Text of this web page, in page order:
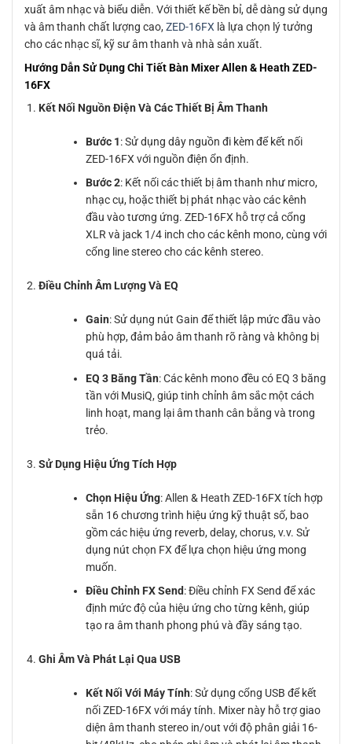
xuất âm nhạc và biểu diễn. Với thiết kế bền bỉ, dễ dàng sử dụng
và âm thanh chất lượng cao, ZED-16FX là lựa chọn lý tưởng
cho các nhạc sĩ, kỹ sư âm thanh và nhà sản xuất.
Hướng Dẫn Sử Dụng Chi Tiết Bàn Mixer Allen & Heath ZED-
16FX
Kết Nối Nguồn Điện Và Các Thiết Bị Âm Thanh
Bước 1: Sử dụng dây nguồn đi kèm để kết nối
ZED-16FX với nguồn điện ổn định.
Bước 2: Kết nối các thiết bị âm thanh như micro,
nhạc cụ, hoặc thiết bị phát nhạc vào các kênh
đầu vào tương ứng. ZED-16FX hỗ trợ cả cổng
XLR và jack 1/4 inch cho các kênh mono, cùng với
cổng line stereo cho các kênh stereo.
Điều Chỉnh Âm Lượng Và EQ
Gain: Sử dụng nút Gain để thiết lập mức đầu vào
phù hợp, đảm bảo âm thanh rõ ràng và không bị
quá tải.
EQ 3 Băng Tần: Các kênh mono đều có EQ 3 băng
tần với MusiQ, giúp tinh chỉnh âm sắc một cách
linh hoạt, mang lại âm thanh cân bằng và trong
trẻo.
Sử Dụng Hiệu Ứng Tích Hợp
Chọn Hiệu Ứng: Allen & Heath ZED-16FX tích hợp
sẵn 16 chương trình hiệu ứng kỹ thuật số, bao
gồm các hiệu ứng reverb, delay, chorus, v.v. Sử
dụng nút chọn FX để lựa chọn hiệu ứng mong
muốn.
Điều Chỉnh FX Send: Điều chỉnh FX Send để xác
định mức độ của hiệu ứng cho từng kênh, giúp
tạo ra âm thanh phong phú và đầy sáng tạo.
Ghi Âm Và Phát Lại Qua USB
Kết Nối Với Máy Tính: Sử dụng cổng USB để kết
nối ZED-16FX với máy tính. Mixer này hỗ trợ giao
diện âm thanh stereo in/out với độ phân giải 16-